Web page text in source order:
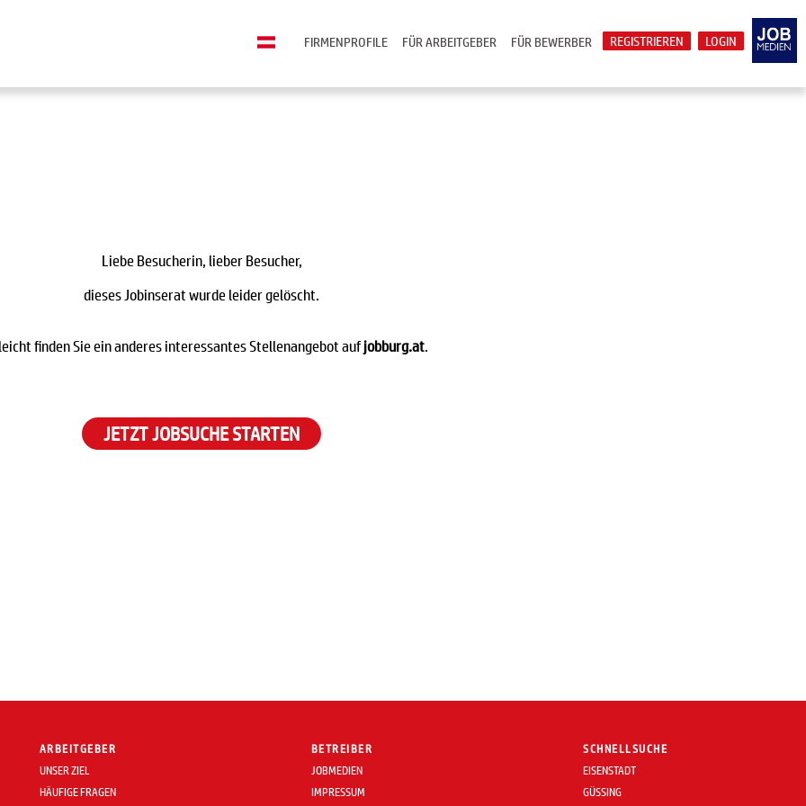
LOGIN
REGISTRIEREN
FÜR BEWERBER
FÜR ARBEITGEBER
FIRMENPROFILE
Liebe Besucherin, lieber Besucher,
dieses Jobinserat wurde leider gelöscht.
finden Sie ein anderes interessantes Stellenangebot aufjobburg.at.
JETZT JOBSUCHE STARTEN
ARBEITGEBER
UNSER ZIEL
HÄUFIGE FRAGEN
BETREIBER
JOBMEDIEN
IMPRESSUM
SCHNELLSUCHE
EISENSTADT
GÜSSING